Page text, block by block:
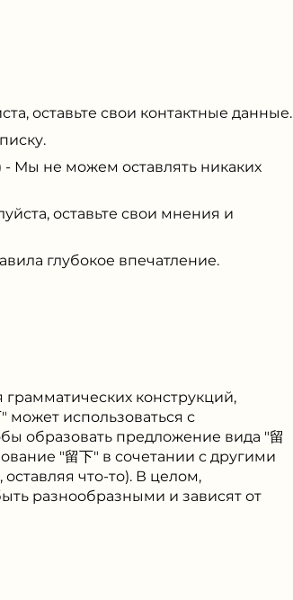
оставьте свои контактные данные.
- Мы не можем оставлять никаких
оставьте свои мнения и
глубокое впечатление.
грамматических конструкций,
использоваться с
образовать предложение вида "留
"留下" в сочетании с другими
оставляя что-то). В целом,
разнообразными и зависят от